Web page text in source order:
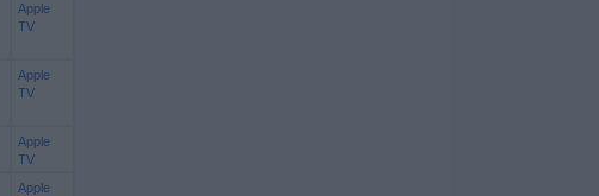
Apple
TV
Apple
TV
Apple
TV
Apple